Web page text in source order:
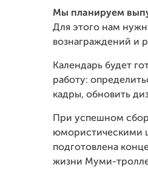
Мы планируем
Для этого нам
вознаграждений и
Календарь будет
работу:
кадры, обновить
При успешном
юмористическими
подготовлена
жизни Муми-